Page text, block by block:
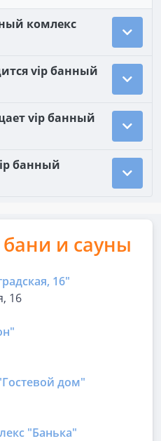
комлекс
vip банный
vip банный
банный
и сауны
16"
16
дом"
"Банька"